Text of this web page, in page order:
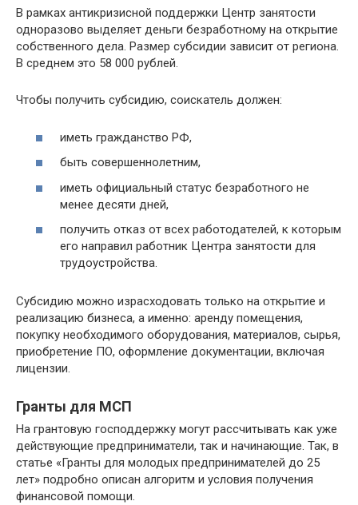
В рамках антикризисной поддержки Центр занятости
одноразово выделяет деньги безработному на открытие
собственного дела. Размер субсидии зависит от региона.
В среднем это 58 000 рублей.
Чтобы получить субсидию, соискатель должен:
иметь гражданство РФ,
быть совершеннолетним,
иметь официальный статус безработного не
менее десяти дней,
получить отказ от всех работодателей, к которым
его направил работник Центра занятости для
трудоустройства.
Субсидию можно израсходовать только на открытие и
реализацию бизнеса, а именно: аренду помещения,
покупку необходимого оборудования, материалов, сырья,
приобретение ПО, оформление документации, включая
лицензии.
Гранты для МСП
На грантовую господдержку могут рассчитывать как уже
действующие предприниматели, так и начинающие. Так, в
статье «Гранты для молодых предпринимателей до 25
лет» подробно описан алгоритм и условия получения
финансовой помощи.